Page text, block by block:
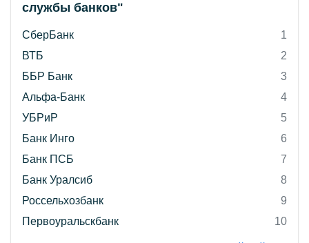
службы банков"
СберБанк
1
ВТБ
2
ББР Банк
3
Альфа-Банк
4
УБРиР
5
Банк Инго
6
Банк ПСБ
7
Банк Уралсиб
8
Россельхозбанк
9
Первоуральскбанк
10